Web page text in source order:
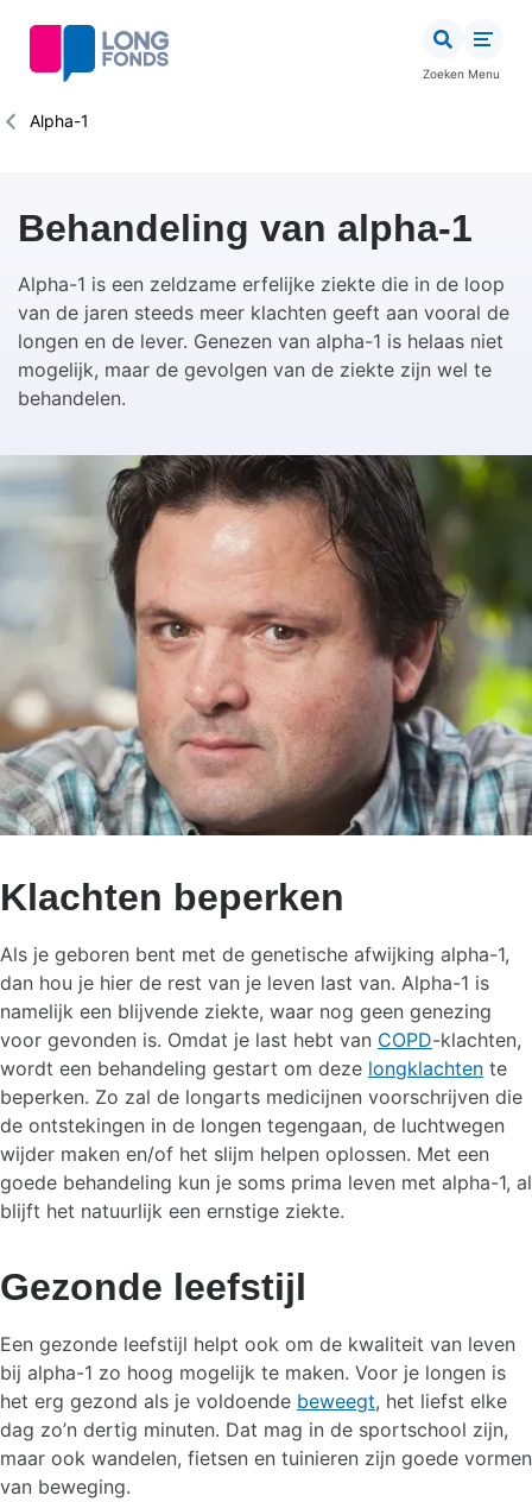
inhoud
Zoeken Menu
Kruimelpad
Alpha-1
Behandeling van alpha-1
Alpha-1 is een zeldzame erfelijke ziekte die in de loop
van de jaren steeds meer klachten geeft aan vooral de
longen en de lever. Genezen van alpha-1 is helaas niet
mogelijk, maar de gevolgen van de ziekte zijn wel te
behandelen.
Klachten beperken
Als je geboren bent met de genetische afwijking alpha-1,
dan hou je hier de rest van je leven last van. Alpha-1 is
namelijk een blijvende ziekte, waar nog geen genezing
voor gevonden is. Omdat je last hebt van COPD-klachten,
wordt een behandeling gestart om deze longklachten te
beperken. Zo zal de longarts medicijnen voorschrijven die
de ontstekingen in de longen tegengaan, de luchtwegen
wijder maken en/of het slijm helpen oplossen. Met een
goede behandeling kun je soms prima leven met alpha-1, al
blijft het natuurlijk een ernstige ziekte.
Gezonde leefstijl
Een gezonde leefstijl helpt ook om de kwaliteit van leven
bij alpha-1 zo hoog mogelijk te maken. Voor je longen is
het erg gezond als je voldoende beweegt, het liefst elke
dag zo’n dertig minuten. Dat mag in de sportschool zijn,
maar ook wandelen, fietsen en tuinieren zijn goede vormen
van beweging.